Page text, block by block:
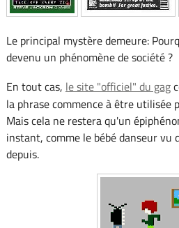
Le principal mystère demeure:
devenu un phénomène de société ?
En tout cas, le site "officiel" du gag
la phrase commence à être utilisée
Mais cela ne restera qu'un
instant, comme le bébé danseur vu
depuis.